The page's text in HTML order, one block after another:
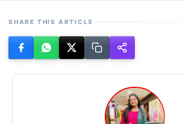
SHARE THIS ARTICLE